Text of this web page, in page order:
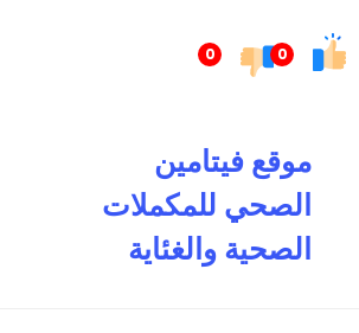
0
0إلى
موقع فيتامين
الصحي للمكملات
الصحية والغئاية